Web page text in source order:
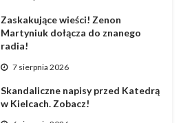
Zaskakujące wieści! Zenon
Martyniuk dołącza do znanego
radia!
7 sierpnia 2026
Skandaliczne napisy przed Katedrą
w Kielcach. Zobacz!